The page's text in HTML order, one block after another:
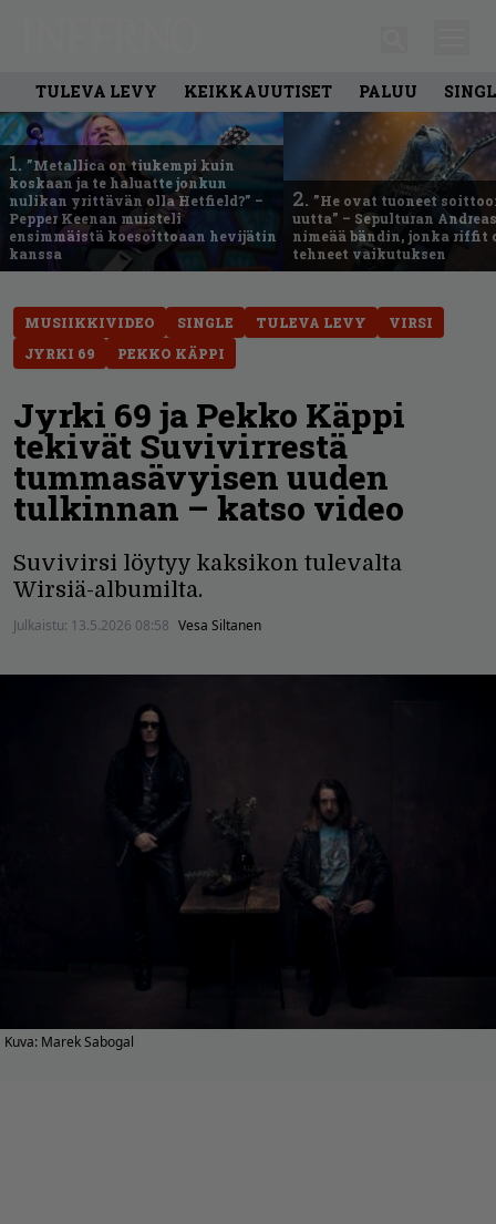
TULEVA LEVY KEIKKAUUTISET PALUU
1. ”Metallica on tiukempi kuin
koskaan ja te haluatte jonkun
nulikan yrittävän olla Hetfield?” –
Pepper Keenan muisteli
ensimmäistä koesoittoaan hevijätin
kanssa
2. ”He ovat tuoneet
uutta” – Sepulturan
nimeää bändin, jonka riffit
tehneet vaikutuksen
MUSIIKKIVIDEO SINGLE TULEVA LEVY
VIRSI
JYRKI 69
PEKKO KÄPPI
Jyrki 69 ja Pekko Käppi
tekivät Suvivirrestä
tummasävyisen uuden
tulkinnan – katso video
Suvivirsi löytyy kaksikon tulevalta
Wirsiä-albumilta.
Julkaistu: 13.5.2026 08:58 Vesa Siltanen
Kuva: Marek Sabogal